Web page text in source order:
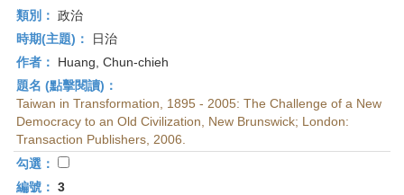
類別： 政治
時期(主題)：
日治
作者：
Huang, Chun-chieh
題名 (點擊閱讀)：
Taiwan in Transformation, 1895 - 2005: The Challenge of a New
Democracy to an Old Civilization, New Brunswick; London:
Transaction Publishers, 2006.
勾選：
編號： 3